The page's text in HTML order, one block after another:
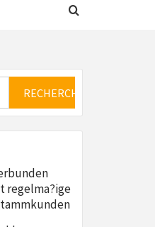
regelma?ige